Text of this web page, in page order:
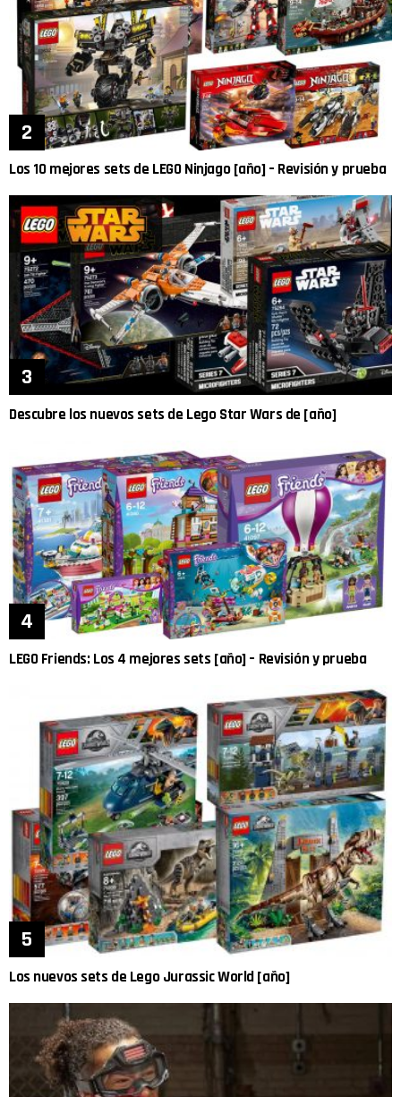
Los 10 mejores sets de LEGO Ninjago [año] – Revisión y prueba
Descubre los nuevos sets de Lego Star Wars de [año]
LEGO Friends: Los 4 mejores sets [año] – Revisión y prueba
Los nuevos sets de Lego Jurassic World [año]